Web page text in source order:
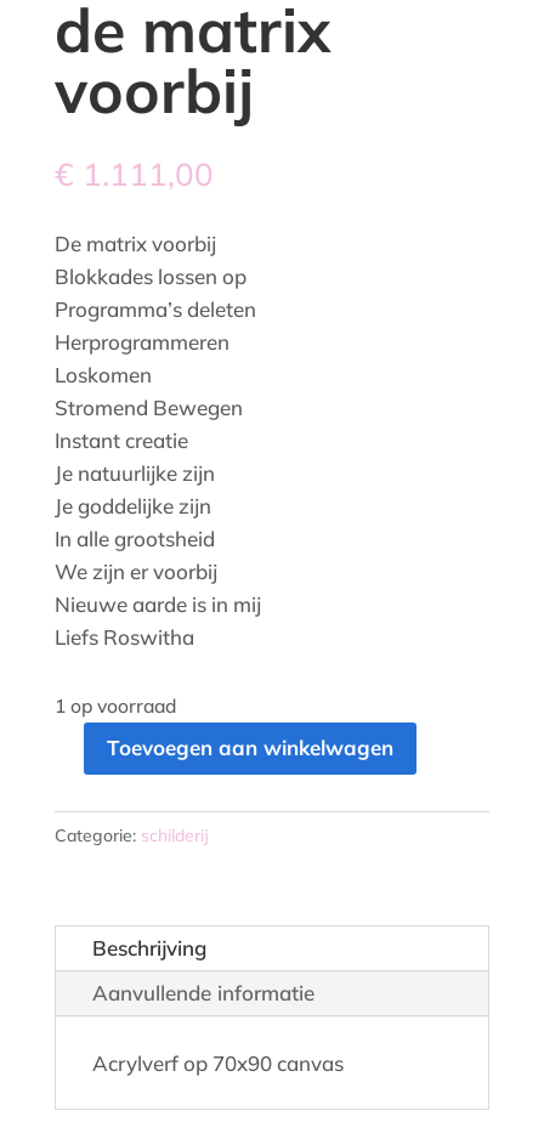
de matrix
voorbij
€ 1.111,00
De matrix voorbij
Blokkades lossen op
Programma’s deleten
Herprogrammeren
Loskomen
Stromend Bewegen
Instant creatie
Je natuurlijke zijn
Je goddelijke zijn
In alle grootsheid
We zijn er voorbij
Nieuwe aarde is in mij
Liefs Roswitha
1 op voorraad
voorbij
Toevoegen aan winkelwagen
Categorie: schilderij
Beschrijving
Aanvullende informatie
Acrylverf op 70x90 canvas